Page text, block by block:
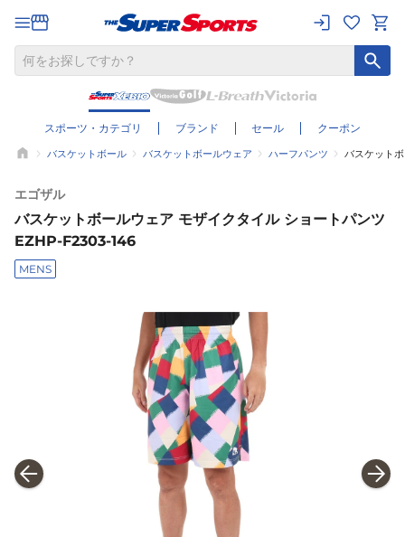
スポーツ・カテゴリ ブランド セール クーポン
バスケットボール バスケットボールウェア ハーフパンツ バスケット
エゴザル
バスケットボールウェア モザイクタイル ショートパンツ
EZHP-F2303-146
MENS